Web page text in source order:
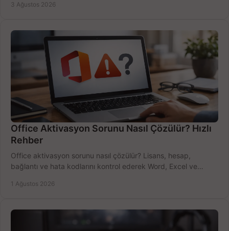
3 Ağustos 2026
Office Aktivasyon Sorunu Nasıl Çözülür? Hızlı
Rehber
Office aktivasyon sorunu nasıl çözülür? Lisans, hesap,
bağlantı ve hata kodlarını kontrol ederek Word, Excel ve
1 Ağustos 2026